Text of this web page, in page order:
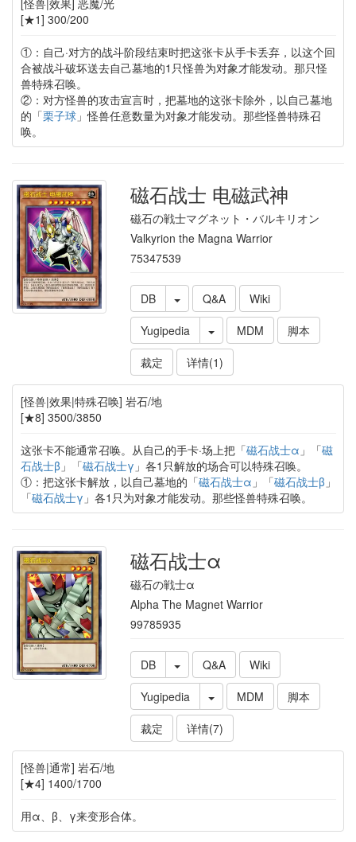
[★1] 300/200
①：自己·对方的战斗阶段结束时把这张卡从手卡丢弃，以这个回
合被战斗破坏送去自己墓地的1只怪兽为对象才能发动。那只怪
兽特殊召唤。
②：对方怪兽的攻击宣言时，把墓地的这张卡除外，以自己墓地
的「栗子球」怪兽任意数量为对象才能发动。那些怪兽特殊召
唤。
磁石战士 电磁武神
磁石の戦士マグネット・バルキリオン
Valkyrion the Magna Warrior
75347539
DB Q&A
Wiki
Yugipedia
MDM
脚本
裁定
详情(1)
[怪兽|效果|特殊召唤] 岩石/地
[★8] 3500/3850
这张卡不能通常召唤。从自己的手卡·场上把「磁石战士α 」「磁
石战士β 」「磁石战士γ 」各1只解放的场合可以特殊召唤。
①：把这张卡解放，以自己墓地的「磁石战士α 」「磁石战士β 」
「磁石战士γ 」各1只为对象才能发动。那些怪兽特殊召唤。
磁石战士α
磁石の戦士α
Alpha The Magnet Warrior
99785935
DB Q&A
Wiki
Yugipedia
MDM
脚本
裁定
详情(7)
[怪兽|通常] 岩石/地
[★4] 1400/1700
用α、β、γ来变形合体。